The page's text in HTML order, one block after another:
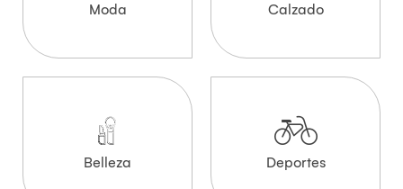
Moda Calzado
Belleza Deportes